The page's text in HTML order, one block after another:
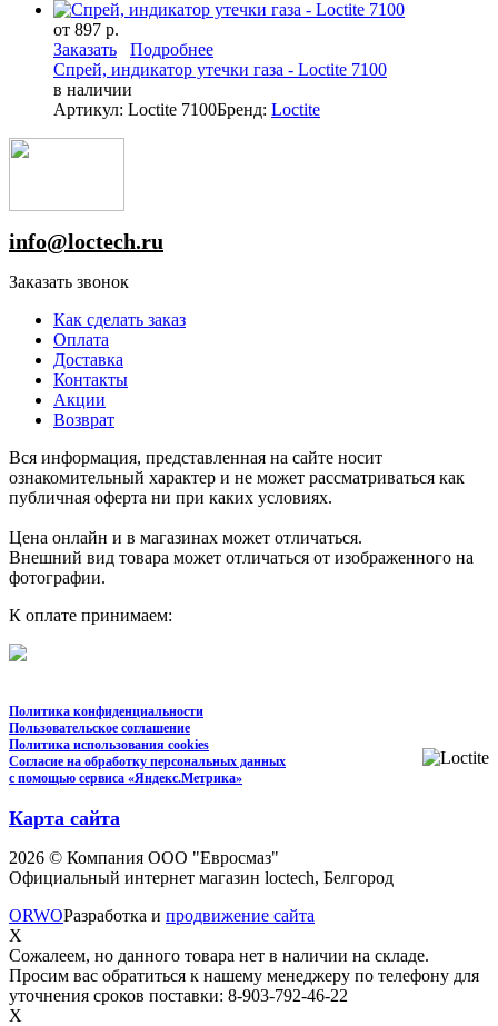
от 897 р.
Заказать
Подробнее
Спрей, индикатор утечки газа - Loctite 7100
в наличии
Артикул: Loctite 7100Бренд: Loctite
info@loctech.ru
Заказать звонок
Как сделать заказ
Оплата
Доставка
Контакты
Акции
Возврат
Вся информация, представленная на сайте носит
ознакомительный характер и не может рассматриваться как
публичная оферта ни при каких условиях.
Цена онлайн и в магазинах может отличаться.
Внешний вид товара может отличаться от изображенного на
фотографии.
К оплате принимаем:
Политика конфиденциальности
Пользовательское соглашение
Политика использования cookies
Согласие на обработку персональных данных
с помощью сервиса «Яндекс.Метрика»
Карта сайта
2026 © Компания ООО "Евросмаз"
Официальный интернет магазин loctech, Белгород
ORWOРазработка и продвижение сайта
X
Сожалеем, но данного товара нет в наличии на складе.
Просим вас обратиться к нашему менеджеру по телефону для
уточнения сроков поставки: 8-903-792-46-22
X